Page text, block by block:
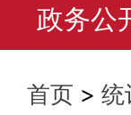
政务公
首页 > 统